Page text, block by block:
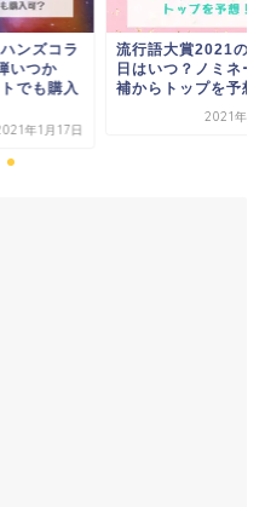
2021の発表
ミネート候
を予想！
GoToイートスシ
食事券利用はい
対象店舗はどこ？
2020年